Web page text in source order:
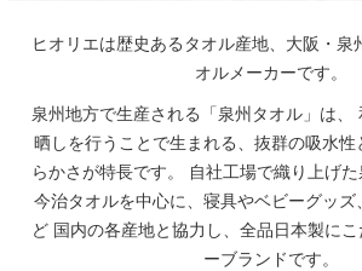
ヒオリエは歴史あるタオル産地、大阪・泉
オルメーカーです。
泉州地方で生産される「泉州タオル」は、
晒しを行うことで生まれる、抜群の吸水性
らかさが特長です。
自社工場で織り上げ
今治タオルを中心に、寝具やベビーグッズ
ど 国内の各産地と協力し、全品日本製に
ーブランドです。